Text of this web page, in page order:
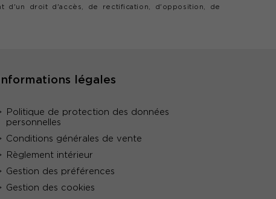
d'un droit d'accès, de rectification, d'opposition, de
légales
Politique de protection des données
personnelles
Conditions générales de vente
Règlement intérieur
Gestion des préférences
Gestion des cookies